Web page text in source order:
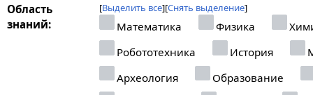
Область
знаний:
Выделить все Снять выделение
Математика Физика
Робототехника
История
Археология
Образование